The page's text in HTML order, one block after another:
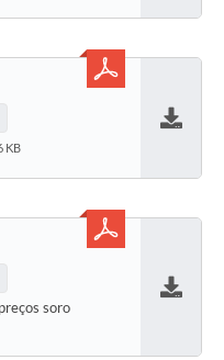
KB
soro